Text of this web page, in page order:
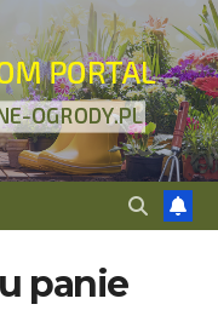
panie